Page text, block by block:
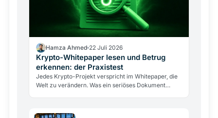
Hamza Ahmed 22 Juli 2026
Krypto-Whitepaper lesen und Betrug
erkennen: der Praxistest
Jedes Krypto-Projekt verspricht im Whitepaper, die
Welt zu verändern. Was ein seriöses Dokument